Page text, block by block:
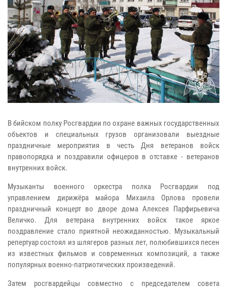
В бийском полку Росгвардии по охране важных государственных
объектов и специальных грузов организовали выездные
праздничные мероприятия в честь Дня ветеранов войск
правопорядка и поздравили офицеров в отставке - ветеранов
внутренних войск.
Музыканты военного оркестра полка Росгвардии под
управлением дирижёра майора Михаила Орлова провели
праздничный концерт во дворе дома Алексея Парфирьевича
Величко. Для ветерана внутренних войск такое яркое
поздравление стало приятной неожиданностью. Музыкальный
репертуар состоял из шлягеров разных лет, полюбившихся песен
из известных фильмов и современных композиций, а также
популярных военно-патриотических произведений.
Затем росгвардейцы совместно с председателем совета